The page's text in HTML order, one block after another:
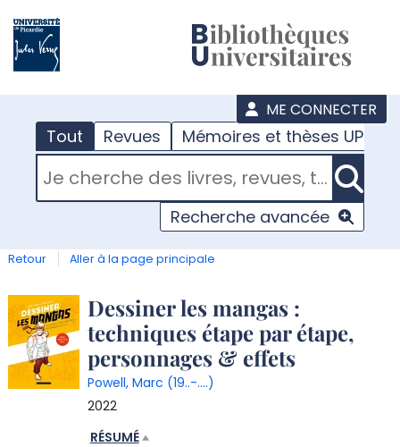
ME CONNECTER
Tout Revues Mémoires et thèses UPJV
RECHERCHER DANS "TOUT"
Recherche avancée
Retour Aller à la page principale
Détail
document
Dessiner les mangas :
techniques étape par étape,
personnages & effets
Powell, Marc (19..-....)
2022
RÉSUMÉ